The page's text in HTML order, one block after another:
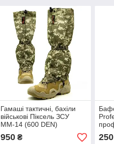
Гамаші тактичні, бахіли
військові Піксель ЗСУ
ММ-14 (600 DEN)
950₴ 250